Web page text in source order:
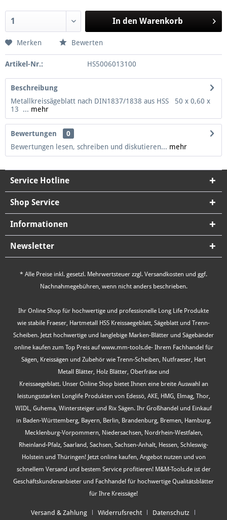
In den Warenkorb
Merken Bewerten
Artikel-Nr.: HS5006013100
Beschreibung
Metallkreissägeblatt nach DIN1837/1838 aus HSS 50 x 0,60 x
13 ... mehr
Bewertungen
0
Bewertungen lesen, schreiben und diskutieren... mehr
Service Hotline
Shop Service
Informationen
Newsletter
* Alle Preise inkl. gesetzl. Mehrwertsteuer zzgl. Versandkosten und ggf.
Nachnahmegebühren, wenn nicht anders beschrieben.
Ihr Online Shop für hochwertige und professionelle Long Life Produkte
wie stabile Fraeser, Hartmetall HSS Kreissaegeblatt, Sägeblatt und Trenn-
Scheiben. Jetzt hochwertige und langlebige Marken-Blätter und Sägebänder
online kaufen zum Top Preis auf www.mm-tools.de- Ihrem Fachhandel für
Sägen, Kreissägen und Zubehör wie Trenn-Scheiben, Nutfraeser, Hart
Metall Blätter, Holz Blätter, Oberfräse und
Kreissaegeblatt. Unser Online Shop bietet Ihnen eine breite Auswahl an
leistungsstarken Longlife Produkten von Edessö, AKE, HMG, Elmag, Thor,
WIDL, Guhema, Wintersteiger und Rix Sägen. Ihr Großhandel und Einkauf
in Baden-Württemberg, Bayern, Berlin, Brandenburg, Bremen, Hamburg,
Mecklenburg-Vorpommern, Niedersachsen, Nordrhein-Westfalen,
Rheinland-Pfalz, Saarland, Sachsen, Sachsen-Anhalt, Hessen, Schleswig-
Holstein und Thüringen! Jetzt online kaufen, Angebot nutzen und von
schnellem Versand und bestem Service profitieren! M&M-Tools.de ist der
Geschäftskundenanbieter und Fachhandel für hochwertige Qualitätsblätter
für Ihre Kreissäge!
Versand & Zahlung Widerrufsrecht Datenschutz